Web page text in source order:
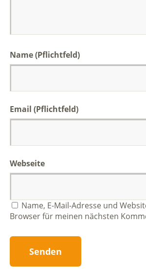
Name (Pflichtfeld)
Email (Pflichtfeld)
Webseite
Name, E-Mail-Adresse und
Browser für meinen nächsten